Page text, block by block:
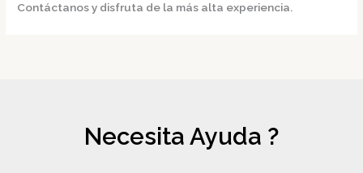
Contáctanos y disfruta de la más alta experiencia.
Necesita Ayuda ?